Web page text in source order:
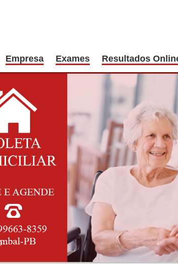
Empresa Exames Resultados